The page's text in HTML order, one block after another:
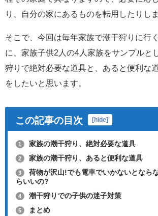
り、自分の家にあるものを転用したりしま
そこで、今回は毎年家族で潮干狩りに行
に、家族子供2人の4人家族をサンプルと
狩りで絶対必要な道具と、あると便利な
をしたいと思います。
この記事の目次 [hide]
1 家族の潮干狩り、絶対必要な道具
2 家族の潮干狩り、あると便利な道具
3
荷物が沢山!でも電車でいかないとなら
らいいの?
4 潮干狩りでの子供の迷子対策
5 まとめ